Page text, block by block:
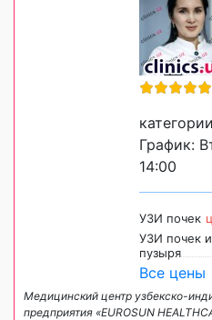
категории
График:
14:00
УЗИ почек
УЗИ почек
пузыря
Все цены
Медицинский центр узбекско-
предприятия «EUROSUN